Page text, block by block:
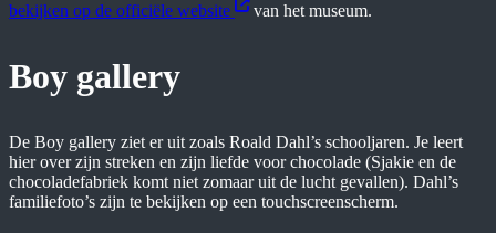
bekijken op de officiële website
van het museum.
Boy gallery
De Boy gallery ziet er uit zoals Roald Dahl’s schooljaren. Je leert
hier over zijn streken en zijn liefde voor chocolade (Sjakie en de
chocoladefabriek komt niet zomaar uit de lucht gevallen). Dahl’s
familiefoto’s zijn te bekijken op een touchscreenscherm.